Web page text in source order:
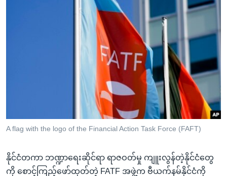
ကြည့်
ရှာဖွေ
ရန်
အမေရိကန်သုံးအီဒီယံ
မကြေးမုံရဲ့ အင်္ဂလိပ်စာ
ရေဒီယိုနှင့်ရုပ်သံ အချက်အလက်များ
ဗွီအိုအေ လူမှုကွန်ယက်များ
A flag with the logo of the Financial Action Task Force (FAFT)
နိုင်ငံတကာ ဘဏ္ဍာရေးဆိုင်ရာ ရာဇဝတ်မှု ကျူးလွန်တဲ့နိုင်ငံတွေ
ကို စောင့်ကြည့်ဖော်ထုတ်တဲ့ FATF အဖွဲ့က ဗီယက်နမ်နိုင်ငံကို